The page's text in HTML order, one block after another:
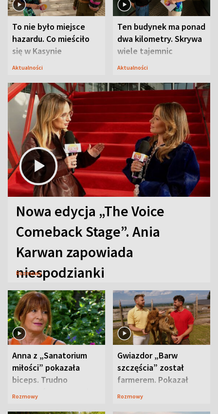
To nie było miejsce
hazardu. Co mieściło
się w Kasynie
Oficerskim?
Aktualności
Ten budynek ma ponad
dwa kilometry. Skrywa
wiele tajemnic
Aktualności
Nowa edycja „The Voice
Comeback Stage”. Ania
Karwan zapowiada
niespodzianki
Rozmowy
Anna z „Sanatorium
miłości” pokazała
biceps. Trudno
uwierzyć, co przeszła
Rozmowy
Gwiazdor „Barw
szczęścia” został
farmerem. Pokazał
swoje niezwykłe
Rozmowy